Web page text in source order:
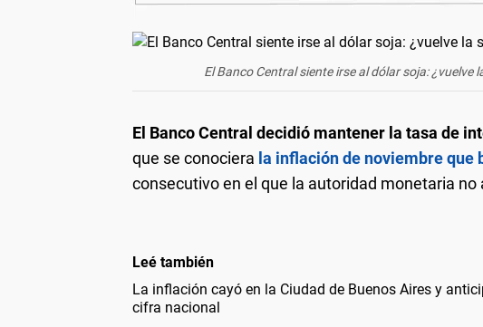
El Banco Central siente irse al dólar soja: ¿vuelve
El Banco Central decidió mantener la tasa de
que se conociera la inflación de noviembre que
consecutivo en el que la autoridad monetaria
Leé también
La inflación cayó en la Ciudad de Buenos Aires y
cifra nacional